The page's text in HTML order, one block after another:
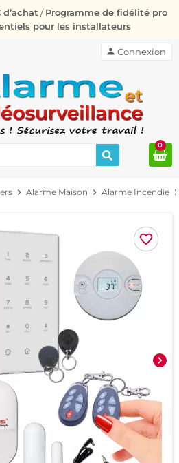
/Programme de fidélité pro
pour les installateurs
person Connexion
0
chevron_right Alarme Maison chevron_right Alarme Incendie
favorite_border
chevron_right